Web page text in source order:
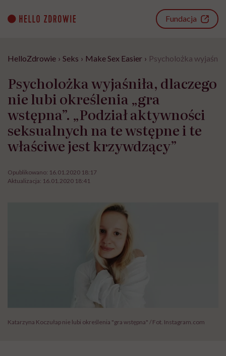
content
Fundacja
HelloZdrowie › Seks › Make Sex Easier › Psycholożka
Psycholożka wyjaśniła, dlaczego
nie lubi określenia „gra
wstępna”. „Podział aktywności
seksualnych na te wstępne i te
właściwe jest krzywdzący”
Opublikowano: 16.01.2020 18:17
Aktualizacja: 16.01.2020 18:41
Katarzyna Koczułap nie lubi określenia "gra wstępna" / Fot. Instagram.com